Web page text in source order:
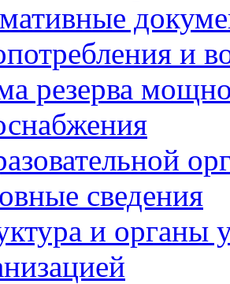
и
резерва
сведения
и органы